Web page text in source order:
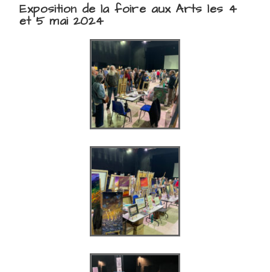
Exposition de la foire aux Arts les 4
et 5 mai 2024